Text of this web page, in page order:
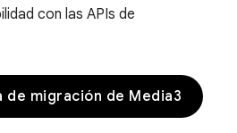
con las APIs de
de migración de Media3